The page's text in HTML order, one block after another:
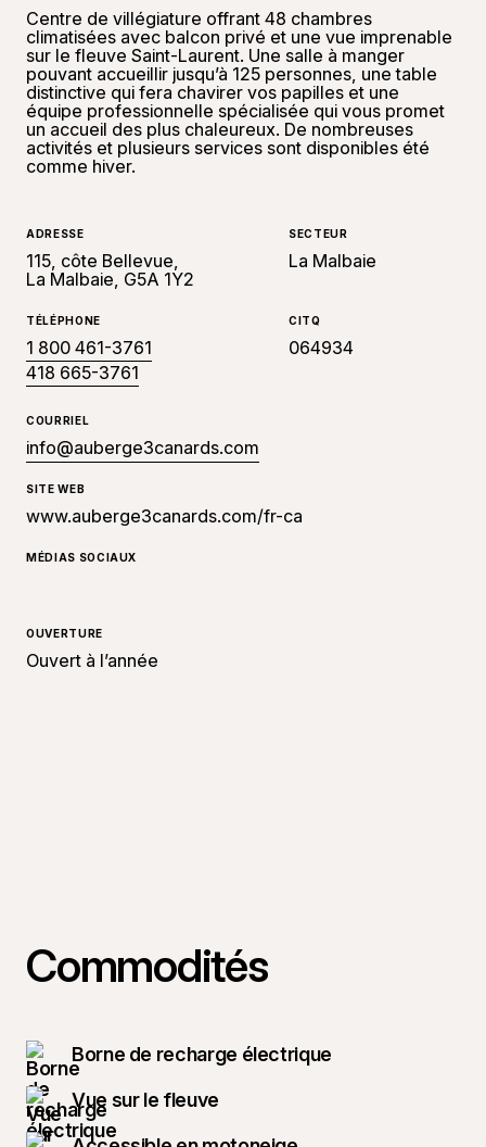
Centre de villégiature offrant 48 chambres
climatisées avec balcon privé et une vue imprenable
sur le fleuve Saint-Laurent. Une salle à manger
pouvant accueillir jusqu’à 125 personnes, une table
distinctive qui fera chavirer vos papilles et une
équipe professionnelle spécialisée qui vous promet
un accueil des plus chaleureux. De nombreuses
activités et plusieurs services sont disponibles été
comme hiver.
ADRESSE
115, côte Bellevue,
La Malbaie, G5A 1Y2
SECTEUR
La Malbaie
TÉLÉPHONE
1 800 461-3761
418 665-3761
CITQ
064934
COURRIEL
info@auberge3canards.com
SITE WEB
www.auberge3canards.com/fr-ca
MÉDIAS SOCIAUX
OUVERTURE
Ouvert à l’année
Commodités
Borne de recharge électrique
Vue sur le fleuve